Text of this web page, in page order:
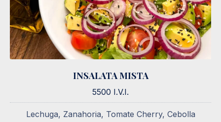
INSALATA MISTA
5500 I.V.I.
Lechuga, Zanahoria, Tomate Cherry, Cebolla